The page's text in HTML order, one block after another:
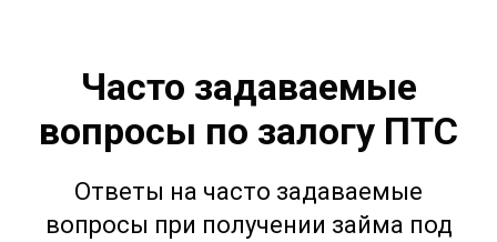
Часто задаваемые
вопросы по залогу ПТС
Ответы на часто задаваемые
вопросы при получении займа под